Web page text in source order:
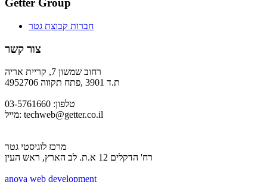
Getter Group
חברות קבוצת גטר
צור קשר
רחוב שמשון 7, קריית אריה
ת.ד 3901 ,פתח תקווה 4952706
טלפון: 03-5761660
מייל: techweb@getter.co.il
מרכז לוגיסטי גטר
רח' הדקלים 12 א.ת. לב הארץ, ראש העין
anova web development